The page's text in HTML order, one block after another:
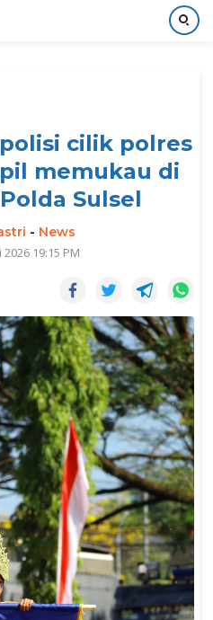
cilik polres
memukau di
Sulsel
- News
2026 19:15 PM